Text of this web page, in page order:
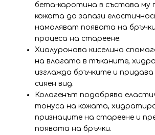
бета-каротина в състава му
кожата да запази
намаляват появата на
процеса на стареене.
Хиалуронова киселина
на влагата в тъканите,
изглажда бръчките и
сияен вид.
Колагенът подобрява
тонуса на кожата,
признаците на стареене и
появата на бръчки.